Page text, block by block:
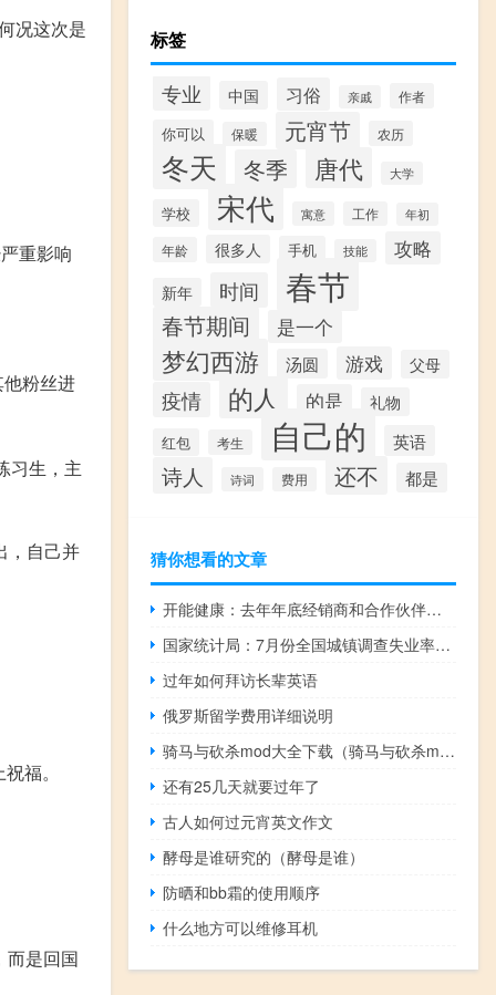
况这次是
重影响
粉丝进
习生，主
，自己并
福。
而是回国
标签
专业 中国 习俗 亲戚 作者
你可以 保暖 元宵节 农历
冬天 冬季 唐代 大学
学校 宋代 寓意 工作 年初
年龄 很多人 手机 技能 攻略
新年 时间 春节
春节期间 是一个
梦幻西游 汤圆 游戏 父母
疫情 的人 的是 礼物
红包 考生 自己的 英语
诗人 诗词 费用 还不 都是
猜你想看的文章
开能健康：去年年底经销商和合作伙伴数量500家左右今年年底预计600家出头
国家统计局：7月份全国城镇调查失业率为5.3%比上月上升0.1个百分点31个大城市城镇调查失业率为5.4%比上月下降0.1个百分点全国企业就业人员周平均工作时间为48.7小时
过年如何拜访长辈英语
俄罗斯留学费用详细说明
骑马与砍杀mod大全下载（骑马与砍杀mod大全）
还有25几天就要过年了
古人如何过元宵英文作文
酵母是谁研究的（酵母是谁）
防晒和bb霜的使用顺序
什么地方可以维修耳机